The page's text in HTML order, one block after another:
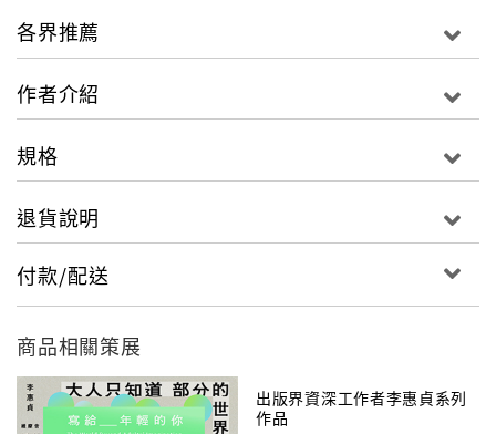
我覺得，要把一個人寫好，要能達到愛上那人的程度，
──董成瑜
董成瑜被譽為「最會勾畫人物靈魂的記者」，以人物採
訪名聞遐邇的《壹週刊》「非常人語」，在她的經營主
持下，成為林懷民最愛看也最受讀者歡迎的人物專欄。
她擅長以信實的採訪記事融合文學筆法，細緻刻劃人物
的外在，並凝結他們幽微的情感，開創出自成一類的採
訪文體。本書首度集結她的人物採訪篇章，受訪者包括
處於人生巔峰的馬英九、李安、王家衛；生命低谷的陳
水扁、魏京生；正值人生轉折處的蔡英文、柯文哲、陳
啟禮、林青霞等三十位橫跨政商文化美食領域的人物，
不論處於人生的哪一個奇特片刻，他們全都在董成瑜的
各界推薦
作者介紹
規格
退貨說明
付款/配送
商品相關策展
出版界資深工作者李惠貞系列
作品